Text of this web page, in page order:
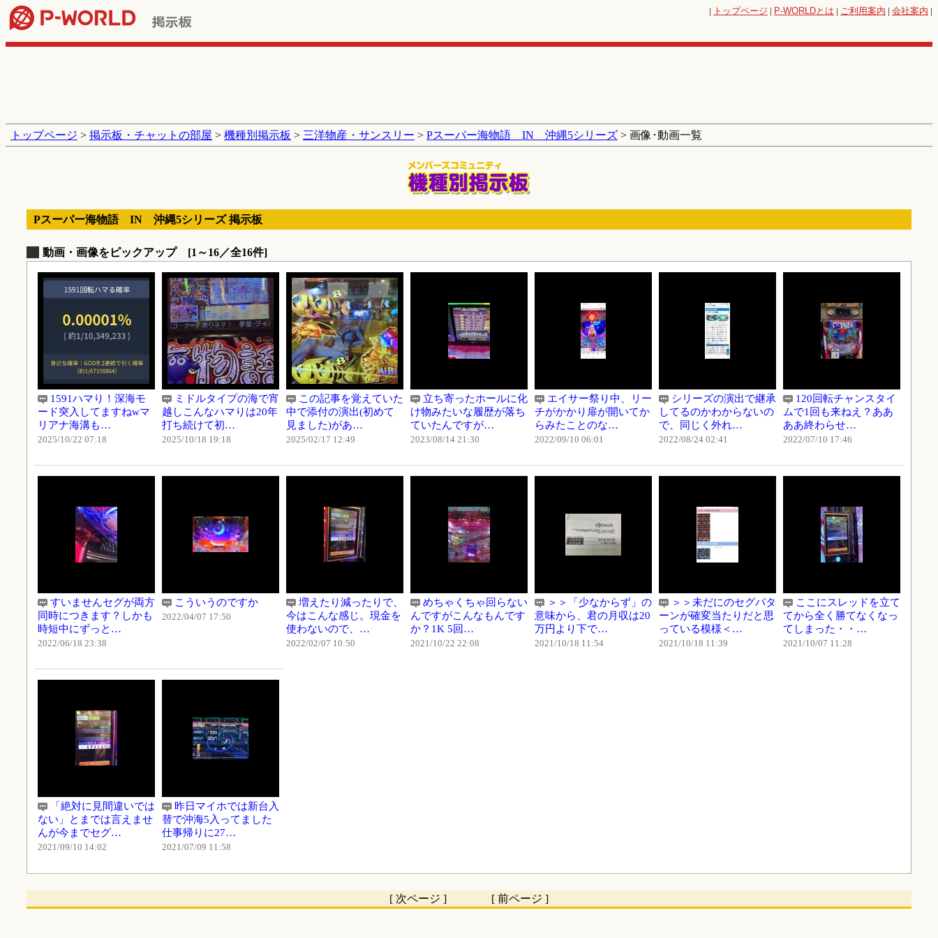
| トップページ | P-WORLDとは | ご利用案内 | 会社案内 |
トップページ > 掲示板・チャットの部屋 > 機種別掲示板 > 三洋物産・サンスリー > Pスーパー海物語 IN 沖縄5シリーズ > 画像･動画一覧
Pスーパー海物語 IN 沖縄5シリーズ 掲示板
動画・画像をピックアップ [1～16／全16件]
1591ハマり！深海モ
ード突入してますねwマ
リアナ海溝も…
2025/10/22 07:18
ミドルタイプの海で宵
越しこんなハマりは20年
打ち続けて初…
2025/10/18 19:18
この記事を覚えていた
中で添付の演出(初めて
見ました)があ…
2025/02/17 12:49
立ち寄ったホールに化
け物みたいな履歴が落ち
ていたんですが…
2023/08/14 21:30
エイサー祭り中、リー
チがかかり扉が開いてか
らみたことのな…
2022/09/10 06:01
シリーズの演出で継承
してるのかわからないの
で、同じく外れ…
2022/08/24 02:41
120回転チャンスタイ
ムで1回も来ねえ？ああ
ああ終わらせ…
2022/07/10 17:46
すいませんセグが両方
同時につきます？しかも
時短中にずっと…
2022/06/18 23:38
こういうのですか
2022/04/07 17:50
増えたり減ったりで、
今はこんな感じ。現金を
使わないので、…
2022/02/07 10:50
めちゃくちゃ回らない
んですがこんなもんです
か？1K 5回…
2021/10/22 22:08
＞＞「少なからず」の
意味から、君の月収は20
万円より下で…
2021/10/18 11:54
＞＞未だにのセグパタ
ーンが確変当たりだと思
っている模様＜…
2021/10/18 11:39
ここにスレッドを立て
てから全く勝てなくなっ
てしまった・・…
2021/10/07 11:28
「絶対に見間違いでは
ない」とまでは言えませ
んが今までセグ…
2021/09/10 14:02
昨日マイホでは新台入
替で沖海5入ってました
仕事帰りに27…
2021/07/09 11:58
[ 次ページ ] [ 前ページ ]